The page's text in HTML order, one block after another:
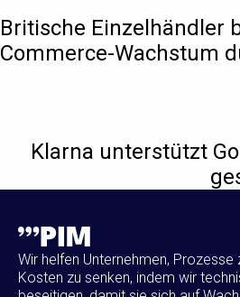
Klarna unterstützt
Britische Einzelhändler
Commerce-Wachstum
Wir helfen Unternehmen,
Kosten zu senken, indem wir